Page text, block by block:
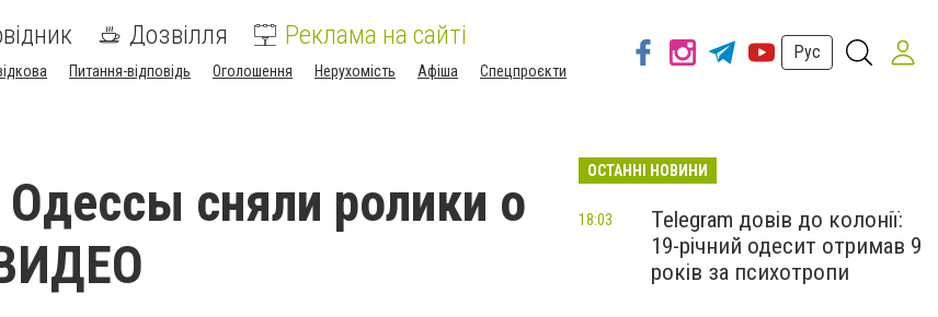
Дозвілля Реклама на сайті
Питання-відповідь Оголошення Нерухомість Афіша Спецпроєкти
Рус
сняли ролики о
ОСТАННІ НОВИНИ
Telegram довів до колонії:
19-річний одесит отримав 9
років за психотропи
18:03